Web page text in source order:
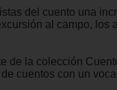
del cuento una
al campo, los
de la colección
cuentos con un